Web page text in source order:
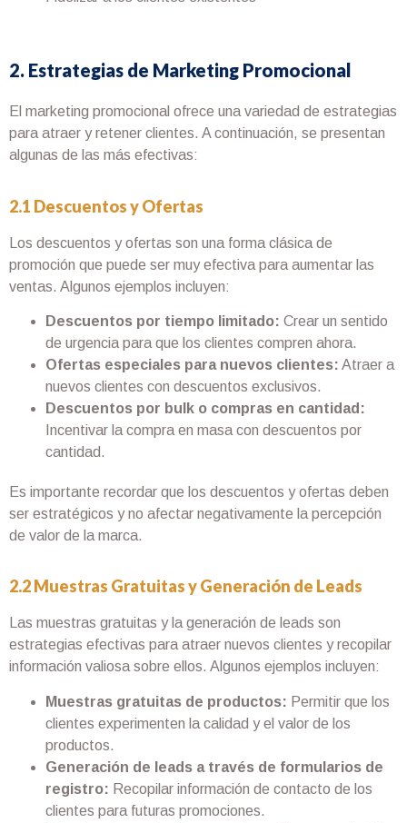
2. Estrategias de Marketing Promocional
El marketing promocional ofrece una variedad de estrategias
para atraer y retener clientes. A continuación, se presentan
algunas de las más efectivas:
2.1 Descuentos y Ofertas
Los descuentos y ofertas son una forma clásica de
promoción que puede ser muy efectiva para aumentar las
ventas. Algunos ejemplos incluyen:
Descuentos por tiempo limitado: Crear un sentido
de urgencia para que los clientes compren ahora.
Ofertas especiales para nuevos clientes: Atraer a
nuevos clientes con descuentos exclusivos.
Descuentos por bulk o compras en cantidad:
Incentivar la compra en masa con descuentos por
cantidad.
Es importante recordar que los descuentos y ofertas deben
ser estratégicos y no afectar negativamente la percepción
de valor de la marca.
2.2 Muestras Gratuitas y Generación de Leads
Las muestras gratuitas y la generación de leads son
estrategias efectivas para atraer nuevos clientes y recopilar
información valiosa sobre ellos. Algunos ejemplos incluyen:
Muestras gratuitas de productos: Permitir que los
clientes experimenten la calidad y el valor de los
productos.
Generación de leads a través de formularios de
registro: Recopilar información de contacto de los
clientes para futuras promociones.